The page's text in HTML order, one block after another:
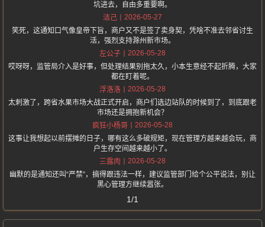
坑进去，自由多重要啊。
洁己
2026-05-27
笑死，这通知口气像皇帝下旨，商户又不是签了卖身契，凭啥不准去邻省讨生
活，强烈支持滁州新市场。
左公子
2026-05-28
哎呀呀，监管局介入是好事，但处理结果别拖太久，小本生意经不起折腾，大家
都在盯着呢。
浮洛洛
2026-05-28
太刺激了，跨省水果市场大战正式开启，商户们选边站队的时候到了，到底跟老
市场还是拥抱新机会？
疯狂小杨哥
2026-05-28
这事让我想起以前摆摊的日子，哪有这么多破规矩，现在管理方越来越会玩，商
户生存空间越来越小了。
三露肉
2026-05-28
幽默的是通知还叫“严禁”，搞得跟违法一样，建议监管部门给个公平说法，别让
黑心管理方继续嚣张。
1/1